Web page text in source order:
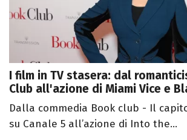
I film in TV stasera: dal
Club all'azione di Miami Vice e
Dalla commedia Book club - Il
su Canale 5 all’azione di Into the...